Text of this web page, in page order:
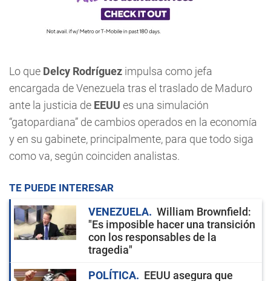
Lo que Delcy Rodríguez impulsa como jefa
encargada de Venezuela tras el traslado de Maduro
ante la justicia de EEUU es una simulación
“gatopardiana” de cambios operados en la economía
y en su gabinete, principalmente, para que todo siga
como va, según coinciden analistas.
TE PUEDE INTERESAR
VENEZUELA
William Brownfield:
"Es imposible hacer una transición
con los responsables de la
tragedia"
POLÍTICA
EEUU asegura que